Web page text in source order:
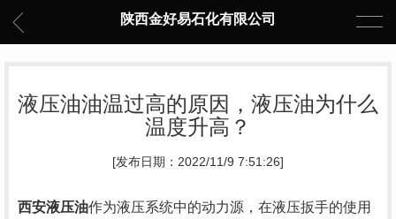
陕西金好易石化有限公司
液压油油温过高的原因，液压油为什么
温度升高？
[发布日期：2022/11/9 7:51:26]
西安液压油作为液压系统中的动力源，在液压扳手的使用